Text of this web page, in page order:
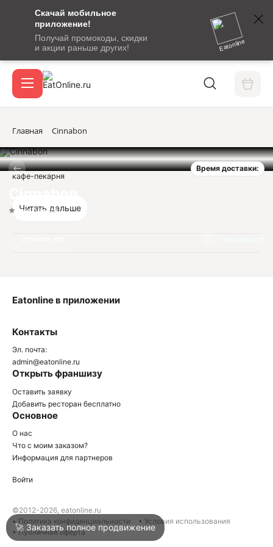
Скачай мобильное
приложение!
Получай промокоды, скидки
и акции раньше других!
Eatonline
сообщение
кодом
подтверждения
Вход / регистрация
Акции
Войти
Написать в техподдержку
Главная Cinnabon
Время доставки:
Нет оценок
кафе-пекарня
Читать дальше
Контакты
Эл. почта:
admin@eatonline.ru
Открыть франшизу
Оставить заявку
Добавить ресторан бесплатно
Основное
О нас
Что с моим заказом?
Информация для партнеров
Eatonline в приложении
Войти
©2012-2026, eatonline.ru
• Политика конфиденциальности
• Условия использования
• Публичная оферта
🚀 Заказать полное продвижение